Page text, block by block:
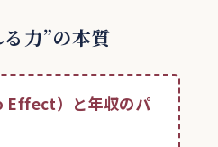
力”の本質
Effect）と年収のパ